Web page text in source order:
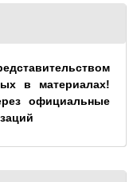
в материалах!
официальные